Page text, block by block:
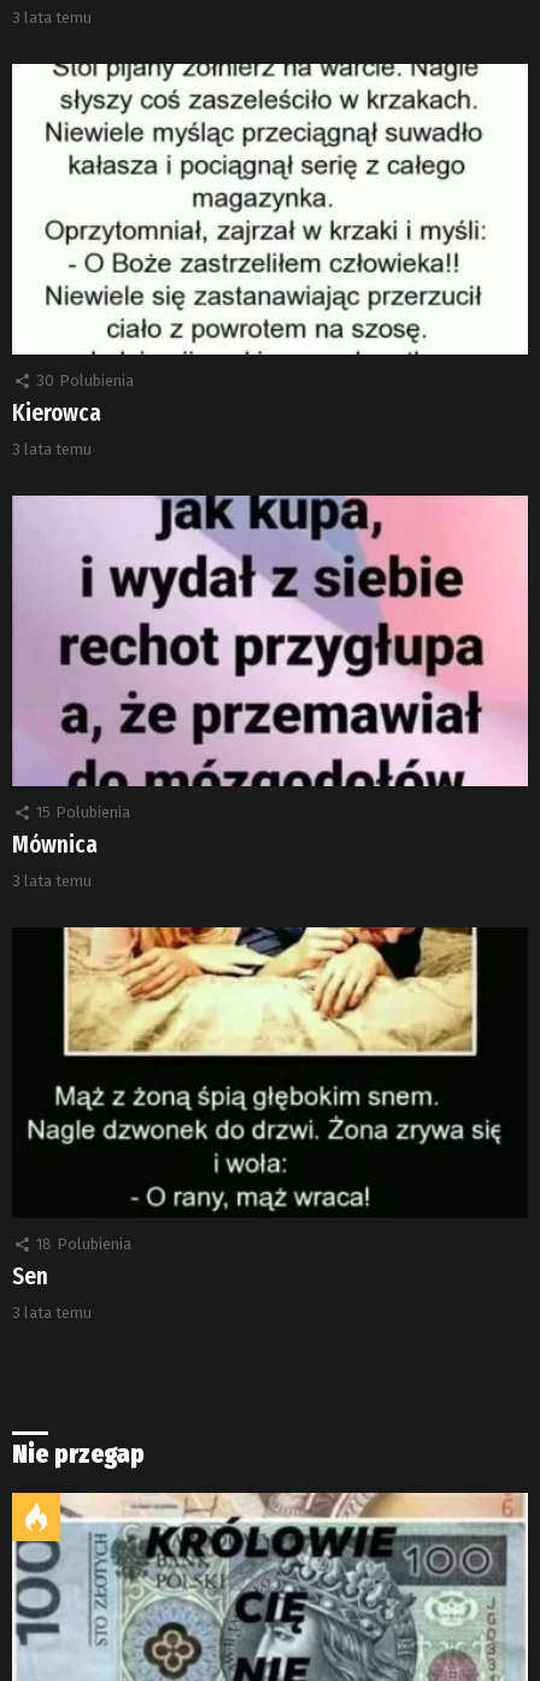
3 lata temu
30 Polubienia
Kierowca
3 lata temu
15 Polubienia
Mównica
3 lata temu
18 Polubienia
Sen
3 lata temu
Nie przegap